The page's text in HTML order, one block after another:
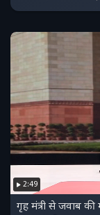
2:49
गृह मंत्री से जवाब की